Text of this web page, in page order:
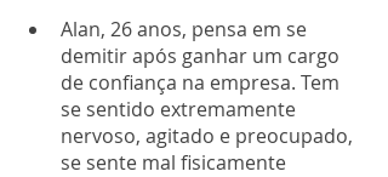
Alan, 26 anos, pensa em se
demitir após ganhar um cargo
de confiança na empresa. Tem
se sentido extremamente
nervoso, agitado e preocupado,
se sente mal fisicamente